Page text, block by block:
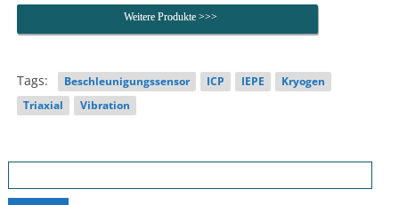
Weitere Produkte >>>
Tags: Beschleunigungssensor ICP IEPE
Kryogen
Triaxial
Vibration
Suchen